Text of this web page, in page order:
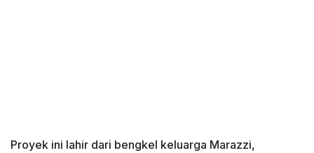
Proyek ini lahir dari bengkel keluarga Marazzi,